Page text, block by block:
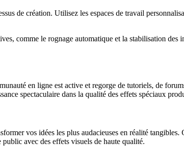
de création. Utilisez les espaces de travail
comme le rognage automatique et la stabilisation des
en ligne est active et regorge de tutoriels, de
spectaculaire dans la qualité des effets spéciaux
vos idées les plus audacieuses en réalité tangibles.
avec des effets visuels de haute qualité.